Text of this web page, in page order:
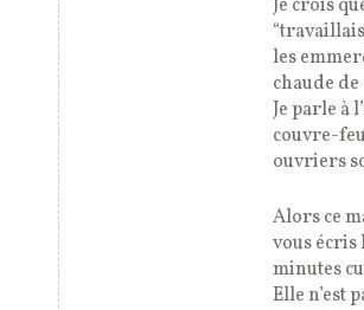
Je crois
les
chaude
Je parle à
couvre-
ouvriers
Alors ce
vous écris
minutes
Elle n’est